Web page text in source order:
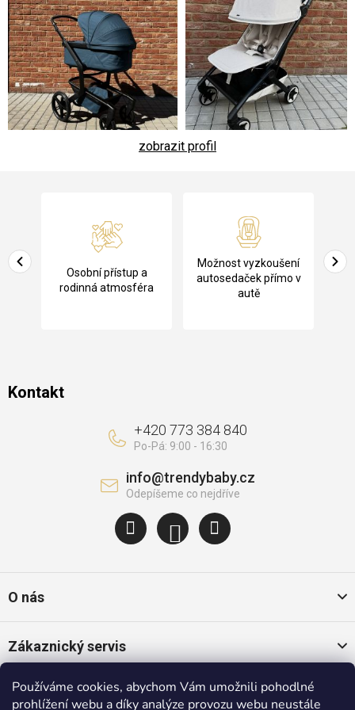
Používáme cookies, abychom Vám umožnili pohodlné
prohlížení webu a díky analýze provozu webu neustále
zobrazit profil
a
Osobní přístup a
rodinná atmosféra
Možnost vyzkoušení
autosedaček přímo v
autě
Kontakt
info@trendybaby.cz
+420 773 384 840
O nás
Zákaznický servis
Oblíbené kategorie